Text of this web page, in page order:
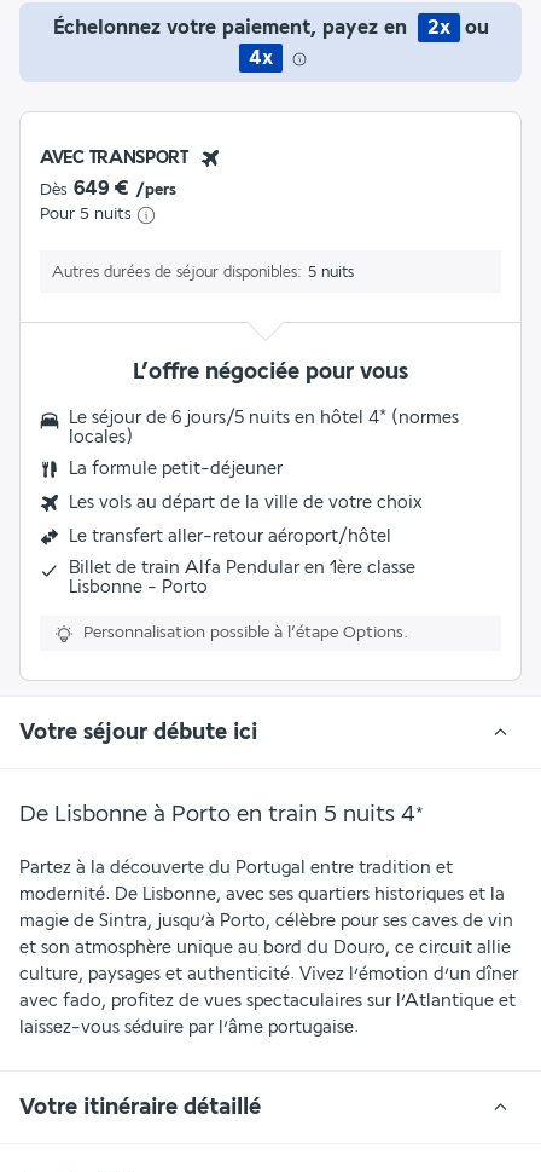
Échelonnez votre paiement, payez en 2x
ou
4x
AVEC TRANSPORT
Dès 649 € /pers
Pour 5 nuits
Autres durées de séjour disponibles 5 nuits
L’offre négociée pour vous
Le séjour de 6 jours/5 nuits en hôtel 4* (normes
locales)
La formule petit-déjeuner
Les vols au départ de la ville de votre choix
Le transfert aller-retour aéroport/hôtel
Billet de train Alfa Pendular en 1ère classe
Lisbonne - Porto
Personnalisation possible à l’étape Options.
Votre séjour débute ici
De Lisbonne à Porto en train 5 nuits 4*
Partez à la découverte du Portugal entre tradition et
modernité. De Lisbonne, avec ses quartiers historiques et la
magie de Sintra, jusqu’à Porto, célèbre pour ses caves de vin
et son atmosphère unique au bord du Douro, ce circuit allie
culture, paysages et authenticité. Vivez l’émotion d’un dîner
avec fado, profitez de vues spectaculaires sur l’Atlantique et
laissez-vous séduire par l’âme portugaise.
Votre itinéraire détaillé